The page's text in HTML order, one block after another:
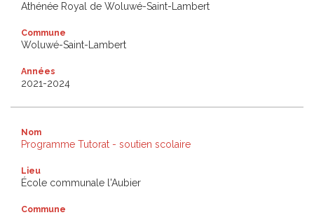
Athénée Royal de Woluwé-Saint-Lambert
Commune
Woluwé-Saint-Lambert
Années
2021-2024
Nom
Programme Tutorat - soutien scolaire
Lieu
École communale l'Aubier
Commune